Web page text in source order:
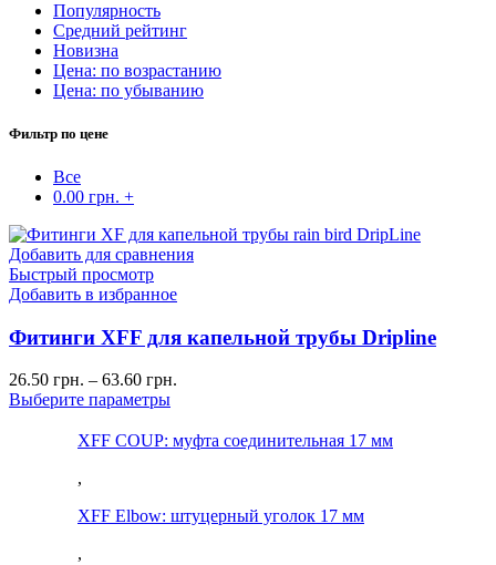
Популярность
Средний рейтинг
Новизна
Цена: по возрастанию
Цена: по убыванию
Фильтр по цене
Все
0.00 грн. +
Добавить для сравнения
Быстрый просмотр
Добавить в избранное
Фитинги XFF для капельной трубы Dripline
26.50 грн. – 63.60 грн.
Выберите параметры
XFF COUP: муфта соединительная 17 мм
,
XFF Elbow: штуцерный уголок 17 мм
,